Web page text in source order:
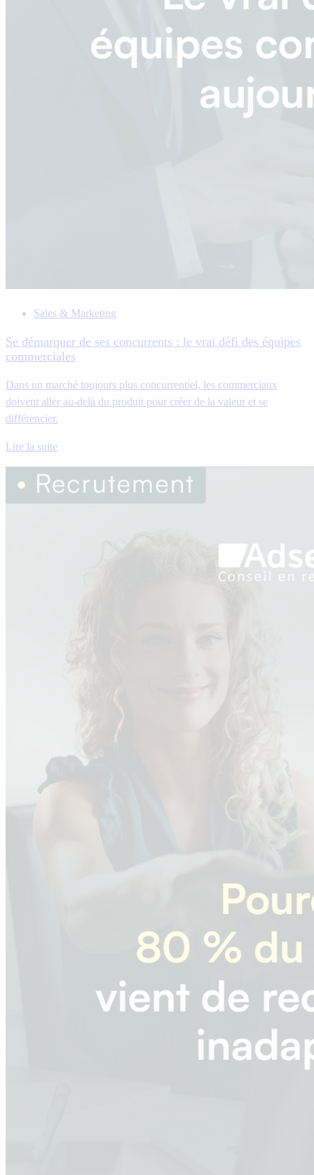
Sales & Marketing
Se démarquer de ses concurrents : le vrai défi des équipes
commerciales
Dans un marché toujours plus concurrentiel, les commerciaux
doivent aller au-delà du produit pour créer de la valeur et se
différencier.
Lire la suite